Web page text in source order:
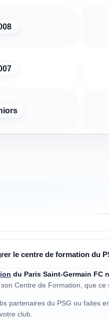
le centre de formation du
du Paris Saint-Germain FC
Centre de Formation, que
partenaires du PSG ou faites
club.